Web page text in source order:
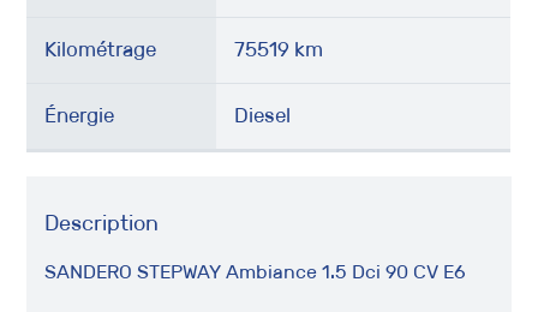
Kilométrage 75519 km
Énergie Diesel
Description
SANDERO STEPWAY Ambiance 1.5 Dci 90 CV E6